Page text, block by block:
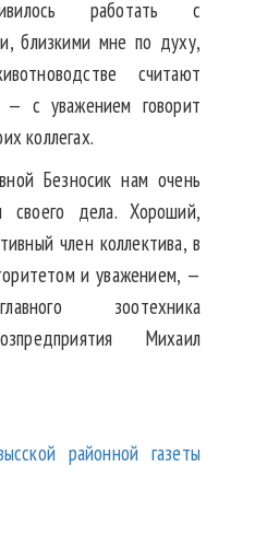
работать с
близкими мне по духу,
считают
с уважением говорит
коллегах.
Безносик нам очень
своего дела. Хороший,
член коллектива, в
и уважением, —
зоотехника
Михаил
районной газеты